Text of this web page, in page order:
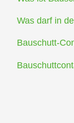
Was darf in
Bauschutt-